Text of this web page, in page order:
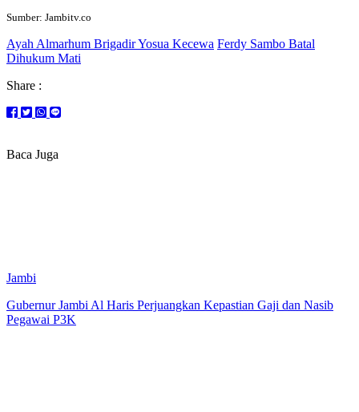
Sumber: Jambitv.co
Ayah Almarhum Brigadir Yosua Kecewa Ferdy Sambo Batal
Dihukum Mati
Share :
Baca Juga
Jambi
Gubernur Jambi Al Haris Perjuangkan Kepastian Gaji dan Nasib
Pegawai P3K